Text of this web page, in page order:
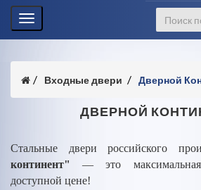
Toggle
navigation
Входные двери Дверной
ДВЕРНОЙ
Стальные двери российского
континент"
— это
доступной цене!